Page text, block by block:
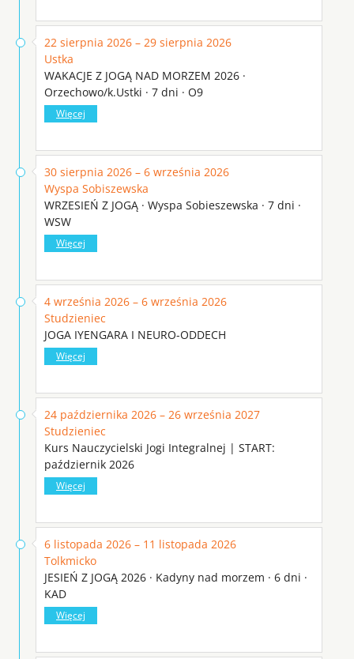
22 sierpnia 2026 – 29 sierpnia 2026
Ustka
WAKACJE Z JOGĄ NAD MORZEM 2026 ·
Orzechowo/k.Ustki · 7 dni · O9
Więcej
30 sierpnia 2026 – 6 września 2026
Wyspa Sobiszewska
WRZESIEŃ Z JOGĄ · Wyspa Sobieszewska · 7 dni ·
WSW
Więcej
4 września 2026 – 6 września 2026
Studzieniec
JOGA IYENGARA I NEURO-ODDECH
Więcej
24 października 2026 – 26 września 2027
Studzieniec
Kurs Nauczycielski Jogi Integralnej | START:
październik 2026
Więcej
6 listopada 2026 – 11 listopada 2026
Tolkmicko
JESIEŃ Z JOGĄ 2026 · Kadyny nad morzem · 6 dni ·
KAD
Więcej